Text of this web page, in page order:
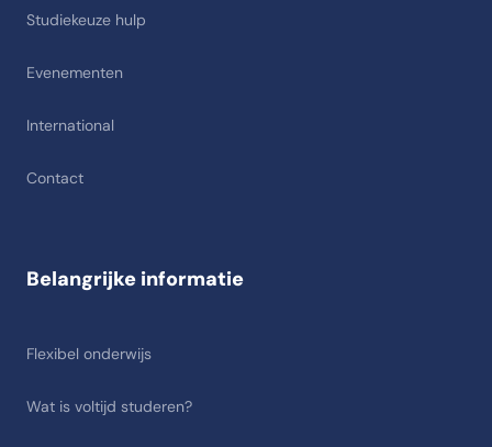
Studiekeuze hulp
Evenementen
International
Contact
Belangrijke informatie
Flexibel onderwijs
Wat is voltijd studeren?